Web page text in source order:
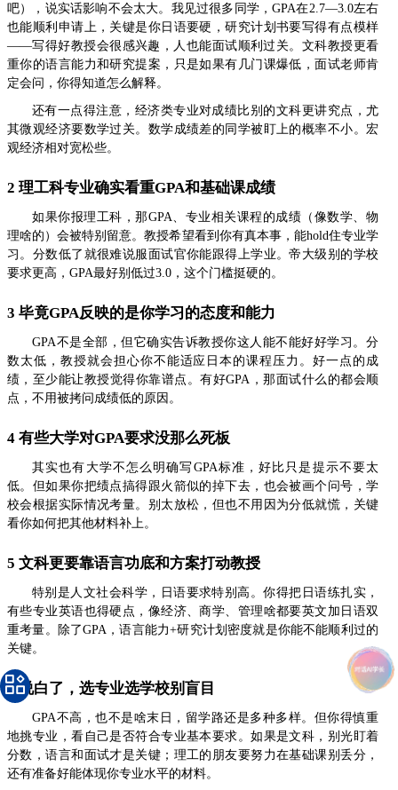
吧），说实话影响不会太大。我见过很多同学，GPA在2.7—3.0左右
也能顺利申请上，关键是你日语要硬，研究计划书要写得有点模样
——写得好教授会很感兴趣，人也能面试顺利过关。文科教授更看
重你的语言能力和研究提案，只是如果有几门课爆低，面试老师肯
定会问，你得知道怎么解释。
还有一点得注意，经济类专业对成绩比别的文科更讲究点，尤
其微观经济要数学过关。数学成绩差的同学被盯上的概率不小。宏
观经济相对宽松些。
2 理工科专业确实看重GPA和基础课成绩
如果你报理工科，那GPA、专业相关课程的成绩（像数学、物
理啥的）会被特别留意。教授希望看到你有真本事，能hold住专业学
习。分数低了就很难说服面试官你能跟得上学业。帝大级别的学校
要求更高，GPA最好别低过3.0，这个门槛挺硬的。
3 毕竟GPA反映的是你学习的态度和能力
GPA不是全部，但它确实告诉教授你这人能不能好好学习。分
数太低，教授就会担心你不能适应日本的课程压力。好一点的成
绩，至少能让教授觉得你靠谱点。有好GPA，那面试什么的都会顺
点，不用被拷问成绩低的原因。
4 有些大学对GPA要求没那么死板
其实也有大学不怎么明确写GPA标准，好比只是提示不要太
低。但如果你把绩点搞得跟火箭似的掉下去，也会被画个问号，学
校会根据实际情况考量。别太放松，但也不用因为分低就慌，关键
看你如何把其他材料补上。
5 文科更要靠语言功底和方案打动教授
特别是人文社会科学，日语要求特别高。你得把日语练扎实，
有些专业英语也得硬点，像经济、商学、管理啥都要英文加日语双
重考量。除了GPA，语言能力+研究计划密度就是你能不能顺利过的
关键。
6 说白了，选专业选学校别盲目
GPA不高，也不是啥末日，留学路还是多种多样。但你得慎重
地挑专业，看自己是否符合专业基本要求。如果是文科，别光盯着
分数，语言和面试才是关键；理工的朋友要努力在基础课别丢分，
还有准备好能体现你专业水平的材料。